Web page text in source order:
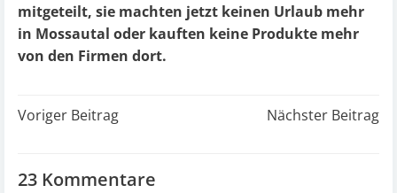
mitgeteilt, sie machten jetzt keinen Urlaub mehr
in Mossautal oder kauften keine Produkte mehr
von den Firmen dort.
Post
navigation
Voriger Beitrag
PostNächster Beitrag
23 Kommentare